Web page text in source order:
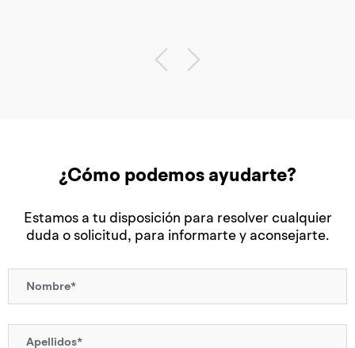
¿Cómo podemos ayudarte?
Estamos a tu disposición para resolver cualquier
duda o solicitud, para informarte y aconsejarte.